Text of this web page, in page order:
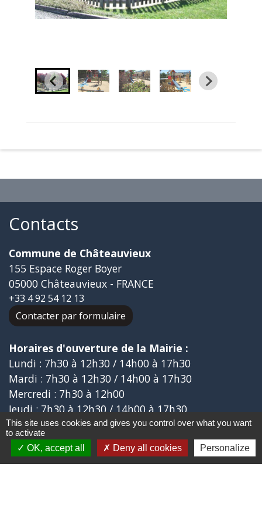
Contacts
Commune de Châteauvieux
155 Espace Roger Boyer
05000 Châteauvieux - FRANCE
+33 4 92 54 12 13
Contacter par formulaire
Horaires d'ouverture de la Mairie :
Lundi : 7h30 à 12h30 / 14h00 à 17h30
Mardi : 7h30 à 12h30 / 14h00 à 17h30
Mercredi : 7h30 à 12h00
Jeudi : 7h30 à 12h30 / 14h00 à 17h30
Vendredi : 7h30 à 12h30
Liens
This site uses cookies and gives you control over what you want
to activate
OK, accept all
Deny all cookies Personalize